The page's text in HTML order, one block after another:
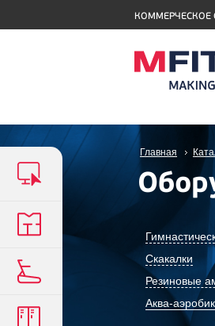
КОММЕРЧЕСКОЕ
Главная
Скакалки
Резиновые
Аква-